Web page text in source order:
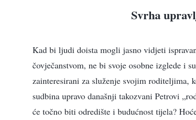
Svrha
Kad bi ljudi doista mogli jasno vidjeti
čovječanstvom, ne bi svoje osobne izglede i
zainteresirani za služenje svojim
sudbina upravo današnji takozvani Petrovi
će točno biti odredište i budućnost tijela?